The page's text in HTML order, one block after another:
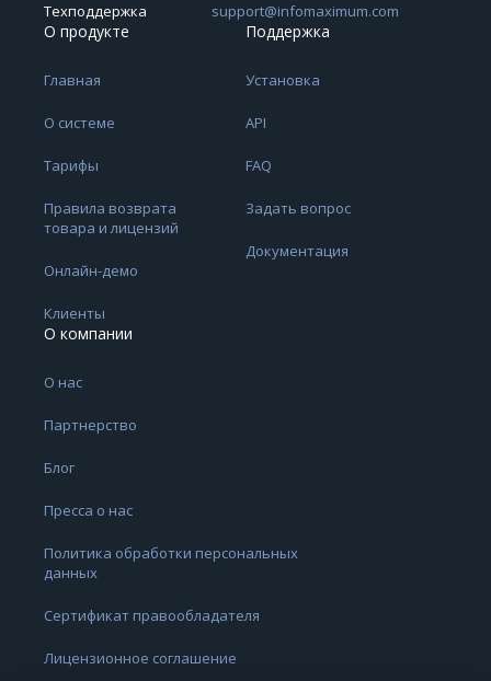
Техподдержка support@infomaximum.com
О продукте
Главная
О системе
Тарифы
Правила возврата
товара и лицензий
Онлайн-демо
Клиенты
Поддержка
Установка
API
FAQ
Задать вопрос
Документация
О компании
О нас
Партнерство
Блог
Пресса о нас
Политика обработки персональных
данных
Сертификат правообладателя
Лицензионное соглашение